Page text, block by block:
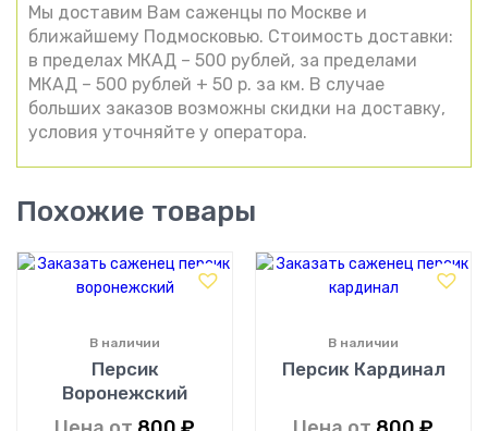
Мы доставим Вам саженцы по Москве и
ближайшему Подмосковью. Стоимость доставки:
в пределах МКАД – 500 рублей, за пределами
МКАД – 500 рублей + 50 р. за км. В случае
больших заказов возможны скидки на доставку,
условия уточняйте у оператора.
Похожие товары
Персик
Воронежский
В наличии
Персик Кардинал
В наличии